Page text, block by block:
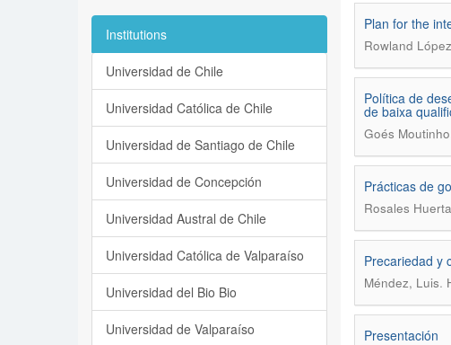
Plan for the
Rowland
Política de
de baixa
Goés
Prácticas de
Rosales
Precariedad y
Méndez, Luis.
Presentación
Institutions
Universidad de Chile
Universidad Católica de Chile
Universidad de Santiago de Chile
Universidad de Concepción
Universidad Austral de Chile
Universidad Católica de Valparaíso
Universidad del Bio Bio
Universidad de Valparaíso